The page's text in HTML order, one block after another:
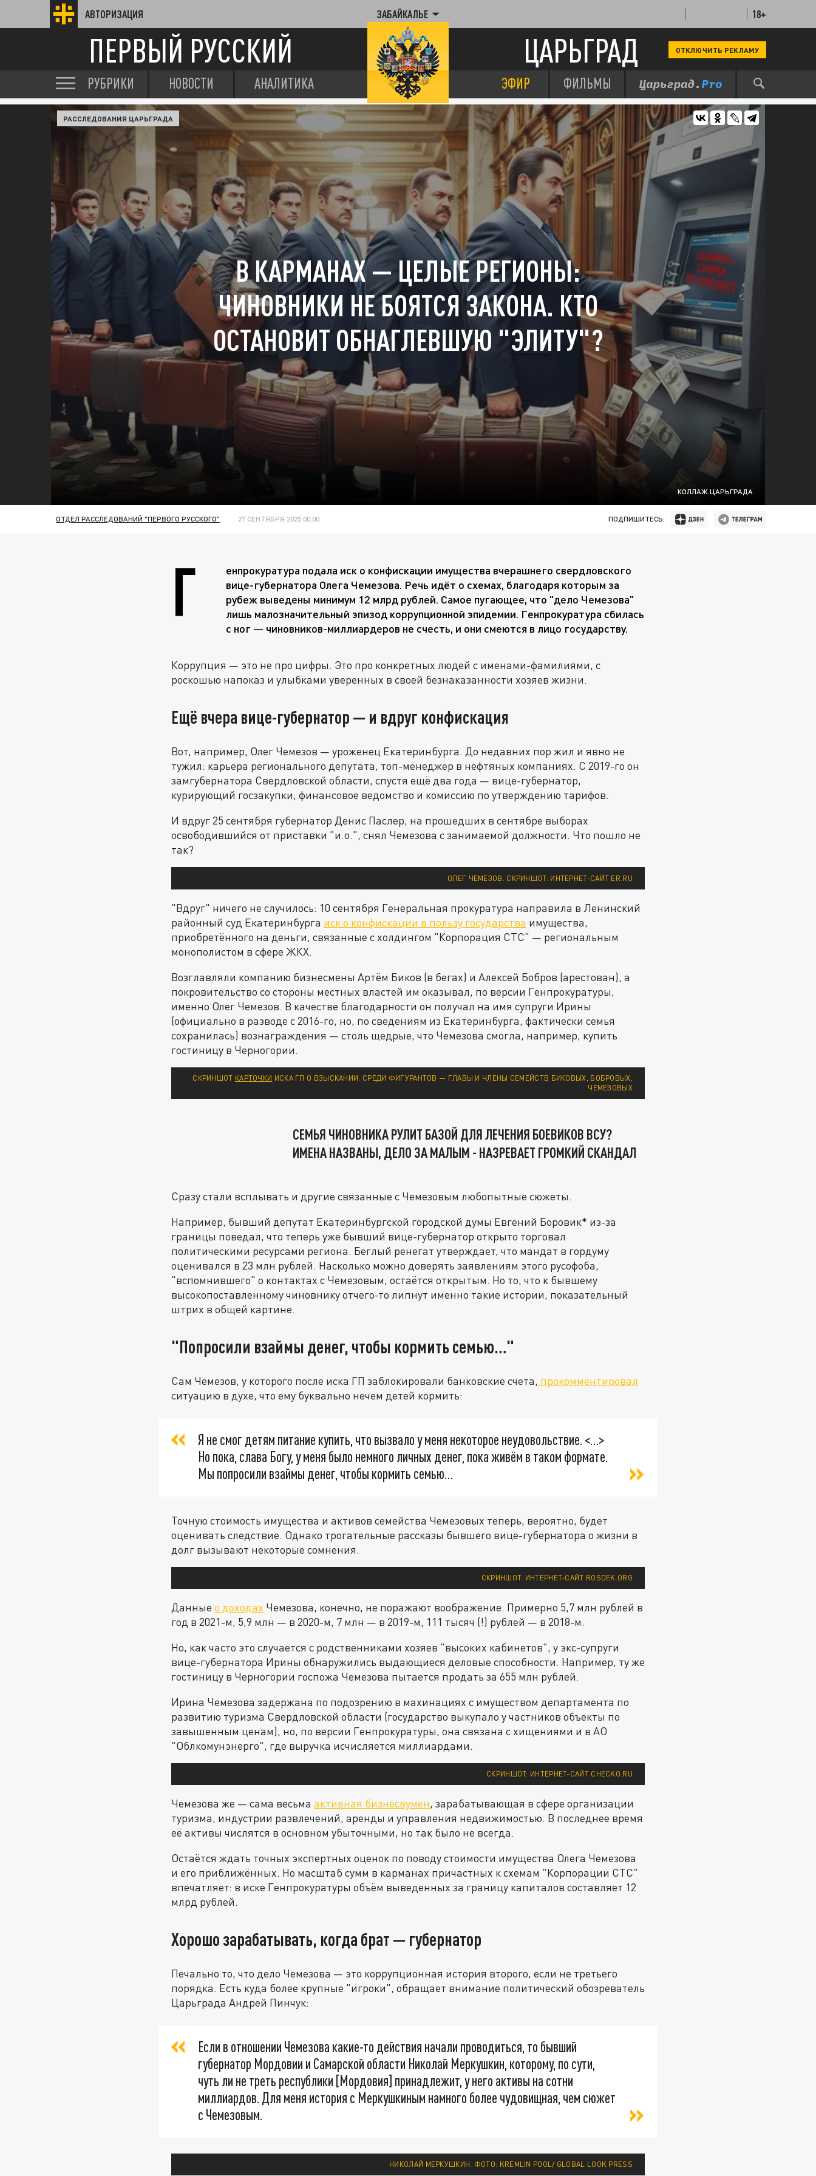
АВТОРИЗАЦИЯ ЗАБАЙКАЛЬЕ 18+
ПЕРВЫЙ РУССКИЙ ЦАРЬГРАД ОТКЛЮЧИТЬ РЕКЛАМУ
РУБРИКИ НОВОСТИ АНАЛИТИКА ЭФИР ФИЛЬМЫ
КОЛЛАЖ ЦАРЬГРАДА
РАССЛЕДОВАНИЯ ЦАРЬГРАДА
В КАРМАНАХ — ЦЕЛЫЕ РЕГИОНЫ:
ЧИНОВНИКИ НЕ БОЯТСЯ ЗАКОНА. КТО
ОСТАНОВИТ ОБНАГЛЕВШУЮ "ЭЛИТУ"?
ОТДЕЛ РАССЛЕДОВАНИЙ "ПЕРВОГО РУССКОГО" 27 СЕНТЯБРЯ 2025 00:00 ПОДПИШИТЕСЬ:
Г
енпрокуратура подала иск о конфискации имущества вчерашнего свердловского
вице-губернатора Олега Чемезова. Речь идёт о схемах, благодаря которым за
рубеж выведены минимум 12 млрд рублей. Самое пугающее, что "дело Чемезова"
лишь малозначительный эпизод коррупционной эпидемии. Генпрокуратура сбилась
с ног — чиновников-миллиардеров не счесть, и они смеются в лицо государству.
Коррупция — это не про цифры. Это про конкретных людей с именами-фамилиями, с
роскошью напоказ и улыбками уверенных в своей безнаказанности хозяев жизни.
Ещё вчера вице-губернатор — и вдруг конфискация
Вот, например, Олег Чемезов — уроженец Екатеринбурга. До недавних пор жил и явно не
тужил: карьера регионального депутата, топ-менеджер в нефтяных компаниях. С 2019-го он
замгубернатора Свердловской области, спустя ещё два года — вице-губернатор,
курирующий госзакупки, финансовое ведомство и комиссию по утверждению тарифов.
И вдруг 25 сентября губернатор Денис Паслер, на прошедших в сентябре выборах
освободившийся от приставки "и.о.", снял Чемезова с занимаемой должности. Что пошло не
так?
ОЛЕГ ЧЕМЕЗОВ. СКРИНШОТ: ИНТЕРНЕТ-САЙТ ER.RU
"Вдруг" ничего не случилось: 10 сентября Генеральная прокуратура направила в Ленинский
районный суд Екатеринбурга иск о конфискации в пользу государства имущества,
приобретённого на деньги, связанные с холдингом "Корпорация СТС" — региональным
монополистом в сфере ЖКХ.
Возглавляли компанию бизнесмены Артём Биков (в бегах) и Алексей Бобров (арестован), а
покровительство со стороны местных властей им оказывал, по версии Генпрокуратуры,
именно Олег Чемезов. В качестве благодарности он получал на имя супруги Ирины
(официально в разводе с 2016-го, но, по сведениям из Екатеринбурга, фактически семья
сохранилась) вознаграждения — столь щедрые, что Чемезова смогла, например, купить
гостиницу в Черногории.
СКРИНШОТ КАРТОЧКИ ИСКА ГП О ВЗЫСКАНИИ. СРЕДИ ФИГУРАНТОВ — ГЛАВЫ И ЧЛЕНЫ СЕМЕЙСТВ БИКОВЫХ, БОБРОВЫХ,
ЧЕМЕЗОВЫХ
СЕМЬЯ ЧИНОВНИКА РУЛИТ БАЗОЙ ДЛЯ ЛЕЧЕНИЯ БОЕВИКОВ ВСУ?
ИМЕНА НАЗВАНЫ, ДЕЛО ЗА МАЛЫМ - НАЗРЕВАЕТ ГРОМКИЙ СКАНДАЛ
Сразу стали всплывать и другие связанные с Чемезовым любопытные сюжеты.
Например, бывший депутат Екатеринбургской городской думы Евгений Боровик* из-за
границы поведал, что теперь уже бывший вице-губернатор открыто торговал
политическими ресурсами региона. Беглый ренегат утверждает, что мандат в гордуму
оценивался в 23 млн рублей. Насколько можно доверять заявлениям этого русофоба,
"вспомнившего" о контактах с Чемезовым, остаётся открытым. Но то, что к бывшему
высокопоставленному чиновнику отчего-то липнут именно такие истории, показательный
штрих в общей картине.
"Попросили взаймы денег, чтобы кормить семью…"
Сам Чемезов, у которого после иска ГП заблокировали банковские счета, прокомментировал
ситуацию в духе, что ему буквально нечем детей кормить:
Я не смог детям питание купить, что вызвало у меня некоторое неудовольствие. <…>
Но пока, слава Богу, у меня было немного личных денег, пока живём в таком формате.
Мы попросили взаймы денег, чтобы кормить семью…
Точную стоимость имущества и активов семейства Чемезовых теперь, вероятно, будет
оценивать следствие. Однако трогательные рассказы бывшего вице-губернатора о жизни в
долг вызывают некоторые сомнения.
СКРИНШОТ: ИНТЕРНЕТ-САЙТ ROSDEK.ORG
Данные о доходах Чемезова, конечно, не поражают воображение. Примерно 5,7 млн рублей в
год в 2021-м, 5,9 млн — в 2020-м, 7 млн — в 2019-м, 111 тысяч (!) рублей — в 2018-м.
Но, как часто это случается с родственниками хозяев "высоких кабинетов", у экс-супруги
вице-губернатора Ирины обнаружились выдающиеся деловые способности. Например, ту же
гостиницу в Черногории госпожа Чемезова пытается продать за 655 млн рублей.
Ирина Чемезова задержана по подозрению в махинациях с имуществом департамента по
развитию туризма Свердловской области (государство выкупало у частников объекты по
завышенным ценам), но, по версии Генпрокуратуры, она связана с хищениями и в АО
"Облкомунэнерго", где выручка исчисляется миллиардами.
СКРИНШОТ: ИНТЕРНЕТ-САЙТ CHECKO.RU
Чемезова же — сама весьма активная бизнесвумен, зарабатывающая в сфере организации
туризма, индустрии развлечений, аренды и управления недвижимостью. В последнее время
её активы числятся в основном убыточными, но так было не всегда.
Остаётся ждать точных экспертных оценок по поводу стоимости имущества Олега Чемезова
и его приближённых. Но масштаб сумм в карманах причастных к схемам "Корпорации СТС"
впечатляет: в иске Генпрокуратуры объём выведенных за границу капиталов составляет 12
млрд рублей.
Хорошо зарабатывать, когда брат — губернатор
Печально то, что дело Чемезова — это коррупционная история второго, если не третьего
порядка. Есть куда более крупные "игроки", обращает внимание политический обозреватель
Царьграда Андрей Пинчук:
Если в отношении Чемезова какие-то действия начали проводиться, то бывший
губернатор Мордовии и Самарской области Николай Меркушкин, которому, по сути,
чуть ли не треть республики [Мордовия] принадлежит, у него активы на сотни
миллиардов. Для меня история с Меркушкиным намного более чудовищная, чем сюжет
с Чемезовым.
НИКОЛАЙ МЕРКУШКИН. ФОТО: KREMLIN POOL/ GLOBAL LOOK PRESS